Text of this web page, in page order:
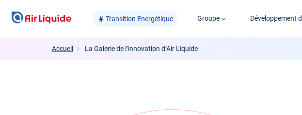
Aller
Transition Energétique Groupe Développement
Accueil La Galerie de l’innovation d’Air Liquide